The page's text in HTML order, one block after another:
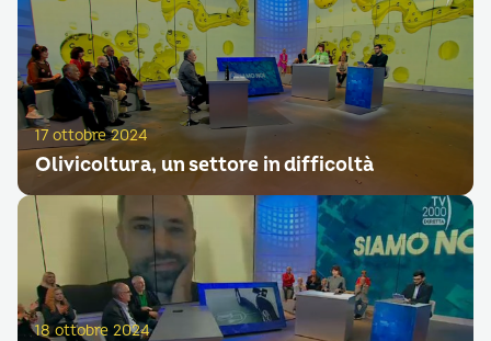
17 ottobre 2024
Olivicoltura, un settore in difficoltà
18 ottobre 2024